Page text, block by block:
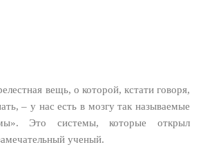
вещь, о которой, кстати говоря,
– у нас есть в мозгу так называемые
Это системы, которые открыл
ученый.